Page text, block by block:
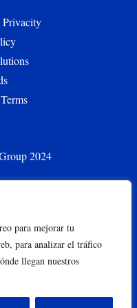
para mejorar tu
para analizar el tráfico
llegan nuestros
2024
Parc. 2.1.2. 48500